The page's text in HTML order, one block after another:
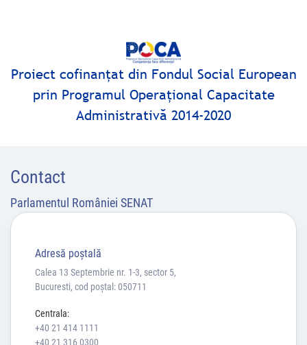
Proiect cofinanţat din Fondul Social European
prin Programul Operaţional Capacitate
Administrativă 2014-2020
Contact
Parlamentul României SENAT
Adresă poştală
Calea 13 Septembrie nr. 1-3, sector 5,
Bucuresti, cod poștal: 050711
Centrala:
+40 21 414 1111
+40 21 316 0300